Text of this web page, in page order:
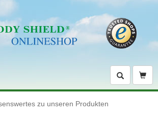
zu unseren Produkten